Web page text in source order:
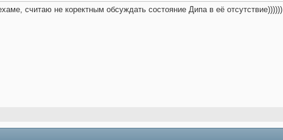
считаю не коректным обсуждать состояние Дипа в её отсутствие))))))